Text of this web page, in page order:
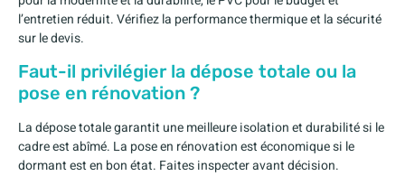
l’entretien réduit. Vérifiez la performance thermique et la sécurité
sur le devis.
Faut-il privilégier la dépose totale ou la
pose en rénovation ?
La dépose totale garantit une meilleure isolation et durabilité si le
cadre est abîmé. La pose en rénovation est économique si le
dormant est en bon état. Faites inspecter avant décision.